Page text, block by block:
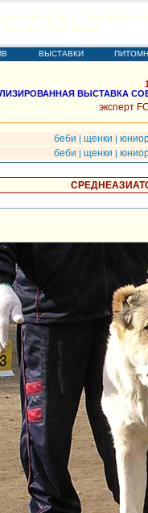
овчарка *
Выставки, Чемпионаты
ВЫСТАВКИ
ВЫСТАВКА
эксперт
беби | щенки |
беби | щенки |